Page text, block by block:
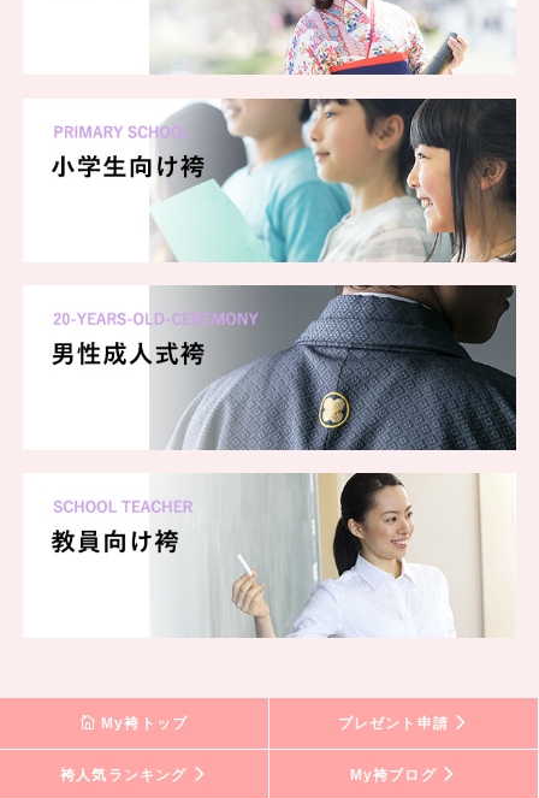
My袴トップ プレゼント申請
袴人気ランキング My袴ブログ